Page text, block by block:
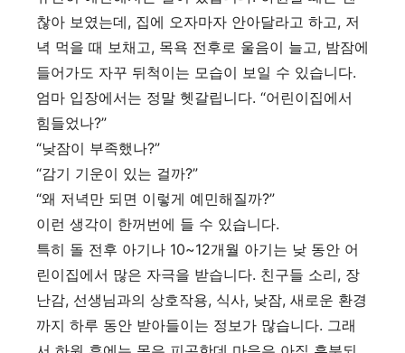
찮아 보였는데, 집에 오자마자 안아달라고 하고, 저
녁 먹을 때 보채고, 목욕 전후로 울음이 늘고, 밤잠에
들어가도 자꾸 뒤척이는 모습이 보일 수 있습니다.
엄마 입장에서는 정말 헷갈립니다. “어린이집에서
힘들었나?”
“낮잠이 부족했나?”
“감기 기운이 있는 걸까?”
“왜 저녁만 되면 이렇게 예민해질까?”
이런 생각이 한꺼번에 들 수 있습니다.
특히 돌 전후 아기나 10~12개월 아기는 낮 동안 어
린이집에서 많은 자극을 받습니다. 친구들 소리, 장
난감, 선생님과의 상호작용, 식사, 낮잠, 새로운 환경
까지 하루 동안 받아들이는 정보가 많습니다. 그래